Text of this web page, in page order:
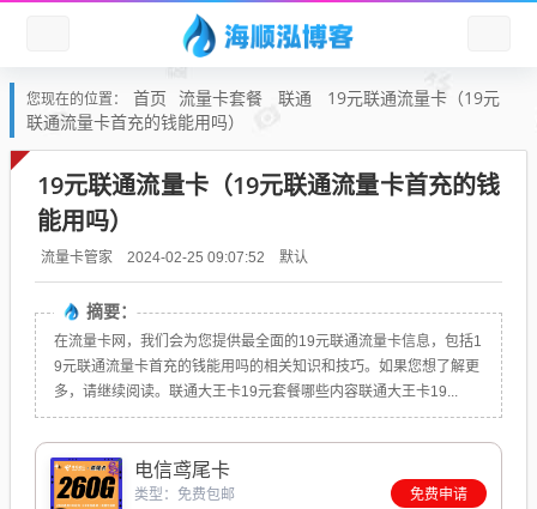
您现在的位置： 首页 流量卡套餐 联通
19元联通流量卡（19元
联通流量卡首充的钱能用吗）
19元联通流量卡（19元联通流量卡首充的钱
能用吗）
流量卡管家 2024-02-25 09:07:52 默认
摘要：
在流量卡网，我们会为您提供最全面的19元联通流量卡信息，包括1
9元联通流量卡首充的钱能用吗的相关知识和技巧。如果您想了解更
多，请继续阅读。联通大王卡19元套餐哪些内容联通大王卡19...
电信鸢尾卡
类型：免费包邮
免费申请